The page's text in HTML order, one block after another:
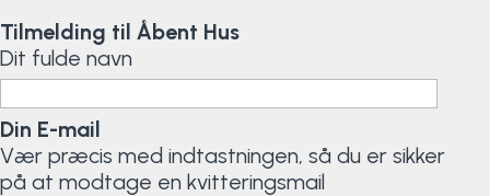
Tilmelding til Åbent Hus
Dit fulde navn
Din E-mail
Vær præcis med indtastningen, så du er sikker
på at modtage en kvitteringsmail
Styrketræning
SUP